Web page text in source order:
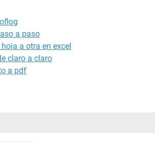
a paso
a otra en excel
claro a claro
a pdf